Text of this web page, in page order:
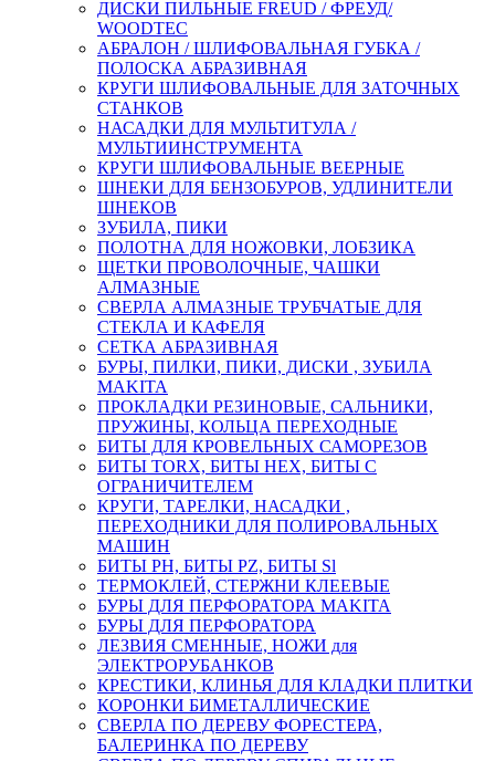
ДИСКИ ПИЛЬНЫЕ FREUD / ФРЕУД/
WOODTEC
АБРАЛОН / ШЛИФОВАЛЬНАЯ ГУБКА /
ПОЛОСКА АБРАЗИВНАЯ
КРУГИ ШЛИФОВАЛЬНЫЕ ДЛЯ ЗАТОЧНЫХ
СТАНКОВ
НАСАДКИ ДЛЯ МУЛЬТИТУЛА /
МУЛЬТИИНСТРУМЕНТА
КРУГИ ШЛИФОВАЛЬНЫЕ ВЕЕРНЫЕ
ШНЕКИ ДЛЯ БЕНЗОБУРОВ, УДЛИНИТЕЛИ
ШНЕКОВ
ЗУБИЛА, ПИКИ
ПОЛОТНА ДЛЯ НОЖОВКИ, ЛОБЗИКА
ЩЕТКИ ПРОВОЛОЧНЫЕ, ЧАШКИ
АЛМАЗНЫЕ
СВЕРЛА АЛМАЗНЫЕ ТРУБЧАТЫЕ ДЛЯ
СТЕКЛА И КАФЕЛЯ
СЕТКА АБРАЗИВНАЯ
БУРЫ, ПИЛКИ, ПИКИ, ДИСКИ , ЗУБИЛА
MAKITA
ПРОКЛАДКИ РЕЗИНОВЫЕ, САЛЬНИКИ,
ПРУЖИНЫ, КОЛЬЦА ПЕРЕХОДНЫЕ
БИТЫ ДЛЯ КРОВЕЛЬНЫХ САМОРЕЗОВ
БИТЫ TORX, БИТЫ НЕХ, БИТЫ С
ОГРАНИЧИТЕЛЕМ
КРУГИ, ТАРЕЛКИ, НАСАДКИ ,
ПЕРЕХОДНИКИ ДЛЯ ПОЛИРОВАЛЬНЫХ
МАШИН
БИТЫ PH, БИТЫ PZ, БИТЫ Sl
ТЕРМОКЛЕЙ, СТЕРЖНИ КЛЕЕВЫЕ
БУРЫ ДЛЯ ПЕРФОРАТОРА MAKITA
БУРЫ ДЛЯ ПЕРФОРАТОРА
ЛЕЗВИЯ СМЕННЫЕ, НОЖИ для
ЭЛЕКТРОРУБАНКОВ
КРЕСТИКИ, КЛИНЬЯ ДЛЯ КЛАДКИ ПЛИТКИ
КОРОНКИ БИМЕТАЛЛИЧЕСКИЕ
СВЕРЛА ПО ДЕРЕВУ ФОРЕСТЕРА,
БАЛЕРИНКА ПО ДЕРЕВУ